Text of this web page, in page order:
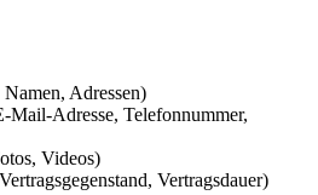
Adressen)
Mail-Adresse, Telefonnummer,
Videos)
Vertragsdauer)